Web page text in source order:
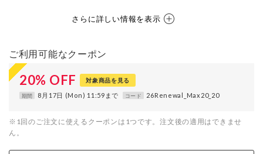
さらに詳しい情報を表示
ご利用可能なクーポン
20% OFF 対象商品を見る
期間 8月17日 (Mon) 11:59まで コード 26Renewal_Max20_20
※1回のご注文に使えるクーポンは1つです。注文後の適用はできませ
ん。